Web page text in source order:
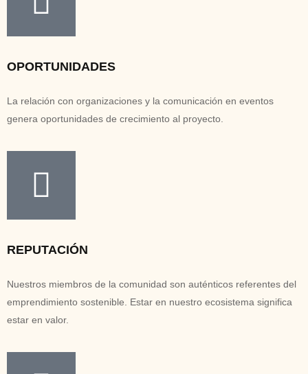
OPORTUNIDADES
La relación con organizaciones y la comunicación en eventos
genera oportunidades de crecimiento al proyecto.
REPUTACIÓN
Nuestros miembros de la comunidad son auténticos referentes del
emprendimiento sostenible. Estar en nuestro ecosistema significa
estar en valor.